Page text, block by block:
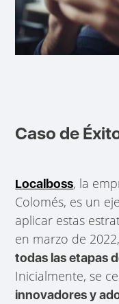
Caso de
Localboss, la
Colomés, es un
aplicar estas
en marzo de
todas las etapas
Inicialmente, se
innovadores y